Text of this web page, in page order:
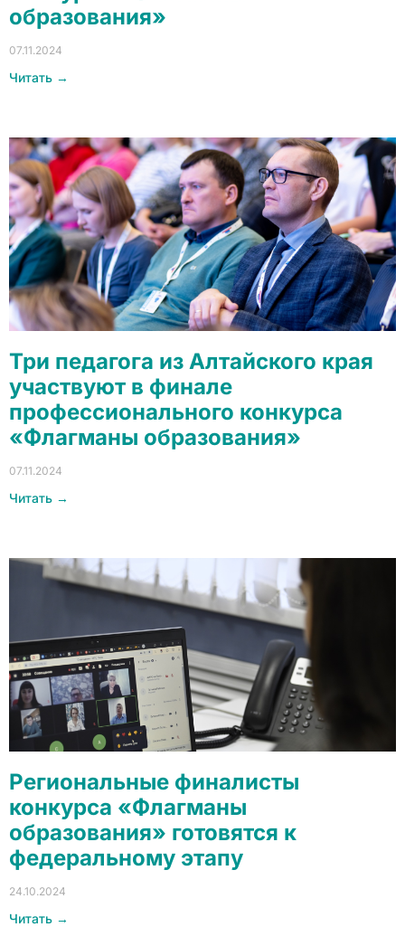
образования»
07.11.2024
Читать →
Три педагога из Алтайского края
участвуют в финале
профессионального конкурса
«Флагманы образования»
07.11.2024
Читать →
Региональные финалисты
конкурса «Флагманы
образования» готовятся к
федеральному этапу
24.10.2024
Читать →